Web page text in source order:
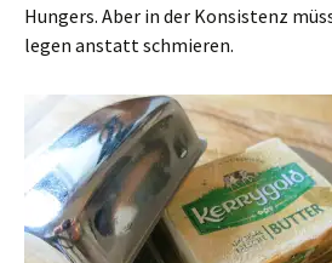
Hungers. Aber in der Konsistenz
legen anstatt schmieren.